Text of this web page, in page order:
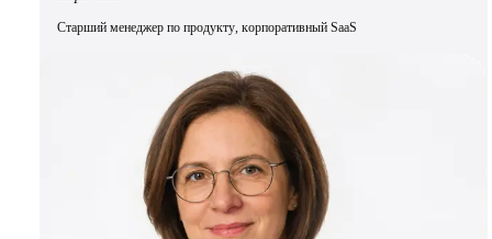
Старший менеджер по продукту, корпоративный SaaS